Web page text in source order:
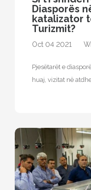
Diasporës
katalizator
Turizmit?
Oct 04 2021
Pjesëtarët e
huaj, vizitat në